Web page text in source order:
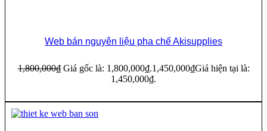
Web bán nguyên liệu pha chế Akisupplies
1,800,000₫ Giá gốc là: 1,800,000₫.1,450,000₫Giá hiện tại là:
1,450,000₫.